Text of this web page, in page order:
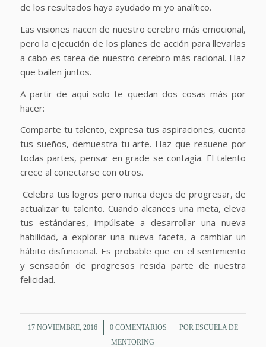
de los resultados haya ayudado mi yo analítico.
Las visiones nacen de nuestro cerebro más emocional,
pero la ejecución de los planes de acción para llevarlas
a cabo es tarea de nuestro cerebro más racional. Haz
que bailen juntos.
A partir de aquí solo te quedan dos cosas más por
hacer:
Comparte tu talento, expresa tus aspiraciones, cuenta
tus sueños, demuestra tu arte. Haz que resuene por
todas partes, pensar en grade se contagia. El talento
crece al conectarse con otros.
Celebra tus logros pero nunca dejes de progresar, de
actualizar tu talento. Cuando alcances una meta, eleva
tus estándares, impúlsate a desarrollar una nueva
habilidad, a explorar una nueva faceta, a cambiar un
hábito disfuncional. Es probable que en el sentimiento
y sensación de progresos resida parte de nuestra
felicidad.
17 NOVIEMBRE, 2016
/ 0 COMENTARIOS
/ POR ESCUELA DE
MENTORING